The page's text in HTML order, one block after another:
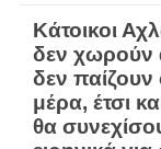
Κάτοικοι
δεν χωρούν
δεν
μέρα, έτσι
θα